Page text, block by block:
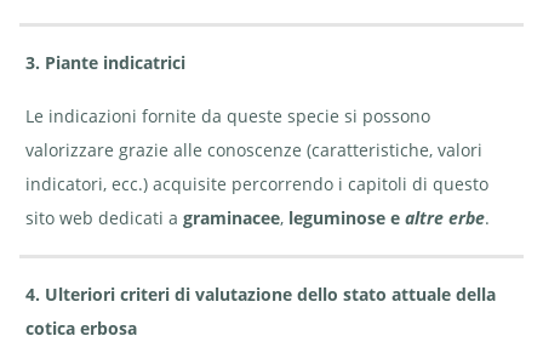
3. Piante indicatrici
Le indicazioni fornite da queste specie si possono
valorizzare grazie alle conoscenze (caratteristiche, valori
indicatori, ecc.) acquisite percorrendo i capitoli di questo
sito web dedicati a graminacee, leguminose e altre erbe.
4. Ulteriori criteri di valutazione dello stato attuale della
cotica erbosa